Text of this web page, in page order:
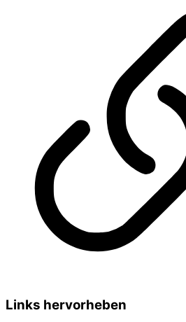
Links hervorheben